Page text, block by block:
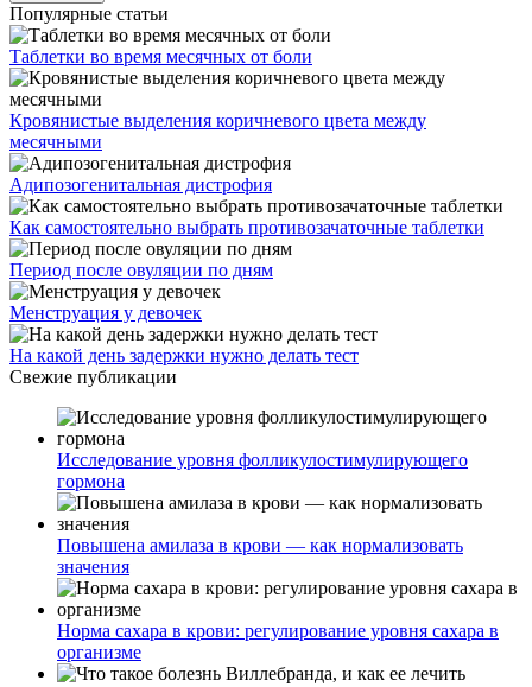
Популярные статьи
Таблетки во время месячных от боли
Кровянистые выделения коричневого цвета между
месячными
Адипозогенитальная дистрофия
Как самостоятельно выбрать противозачаточные таблетки
Период после овуляции по дням
Менструация у девочек
На какой день задержки нужно делать тест
Свежие публикации
Исследование уровня фолликулостимулирующего
гормона
Повышена амилаза в крови — как нормализовать
значения
Норма сахара в крови: регулирование уровня сахара в
организме